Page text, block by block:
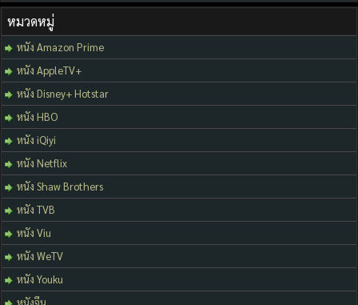
หมวดหมู่
หนัง Amazon Prime
หนัง AppleTV+
หนัง Disney+ Hotstar
หนัง HBO
หนัง iQiyi
หนัง Netflix
หนัง Shaw Brothers
หนัง TVB
หนัง Viu
หนัง WeTV
หนัง Youku
หนังจีน